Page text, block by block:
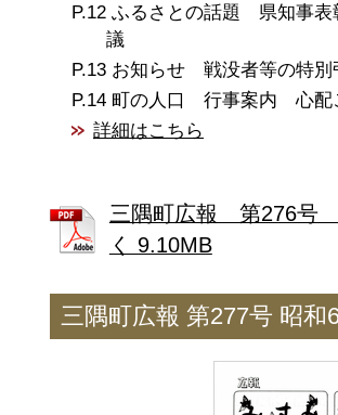
ふるさとの話題 県知事
議
お知らせ 戦没者等の特
町の人口 行事案内 心配
詳細はこちら
三隅町広報 第276号
く 9.10MB
三隅町広報 第277号 昭和